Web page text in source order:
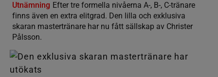
Utnämning Efter tre formella nivåerna A-, B-, C-tränare
finns även en extra elitgrad. Den lilla och exklusiva
skaran mastertränare har nu fått sällskap av Christer
Pålsson.